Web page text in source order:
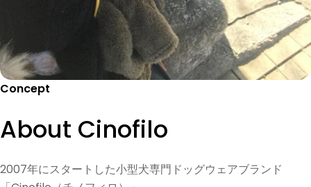
Concept
About Cinofilo
2007年にスタートした小型犬専門ドッグウェアブランド